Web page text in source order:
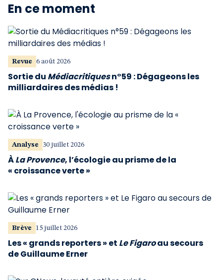
En ce moment
Revue 6 août 2026
Sortie du Médiacritiquesn°59 : Dégageons les
milliardaires des médias !
Analyse 30 juillet 2026
ÀLa Provence, l’écologie au prisme de la
« croissance verte »
Brève 15 juillet 2026
Les « grands reporters » et Le Figaroau secours
de Guillaume Erner